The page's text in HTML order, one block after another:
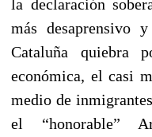
la declaración
más desaprensivo
Cataluña quiebra
económica, el casi
medio de
el “honorable”